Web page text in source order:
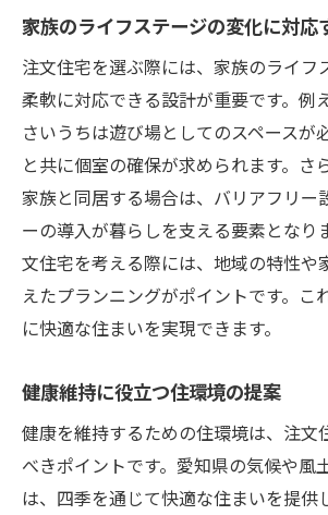
家族のライフステージの変化に対応
注文住宅を選ぶ際には、家族のライフ
柔軟に対応できる設計が重要です。例
さいうちは遊び場としてのスペースが
と共に個室の確保が求められます。さ
家族と同居する場合は、バリアフリー
ーの導入が暮らしを支える要素となり
文住宅を考える際には、地域の特性や
えたプランニングがポイントです。こ
に快適な住まいを実現できます。
健康維持に役立つ住環境の提案
健康を維持するための住環境は、注文
べきポイントです。愛知県の気候や風
は、四季を通じて快適な住まいを提供